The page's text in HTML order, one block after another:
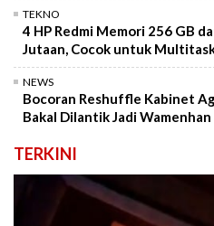
TEKNO
4 HP Redmi Memori 256 GB
Jutaan, Cocok untuk
NEWS
Bocoran Reshuffle Kabinet
Bakal Dilantik Jadi Wamenhan
TERKINI